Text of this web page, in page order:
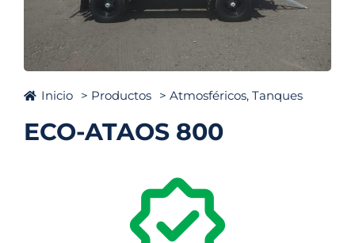
Inicio > Productos > Atmosféricos, Tanques
ECO-ATAOS 800